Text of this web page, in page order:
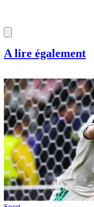
A lire également